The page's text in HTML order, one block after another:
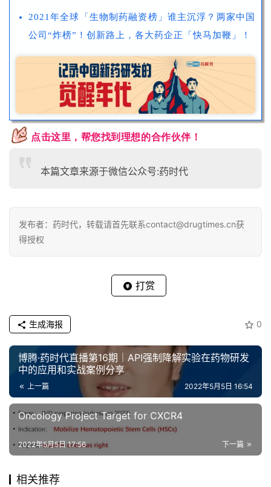
2021年全球「生物制药融资榜」谁主沉浮？两家中国
公司“炸榜”！创新路上，各大药企正「快马加鞭」！
点击这里， 帮您找到理想的合作伙伴！
本篇文章来源于微信公众号:药时代
发布者：药时代，转载请首先联系contact@drugtimes.cn获
得授权
打赏
0
生成海报
博腾·药时代直播第16期｜API强制降解实验在药物研发
中的应用和实战案例分享
上一篇 2022年5月5日 16:54
Oncology Project Target for CXCR4
下一篇
2022年5月5日 17:56
相关推荐